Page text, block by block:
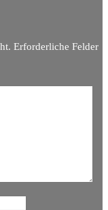
Erforderliche Felder